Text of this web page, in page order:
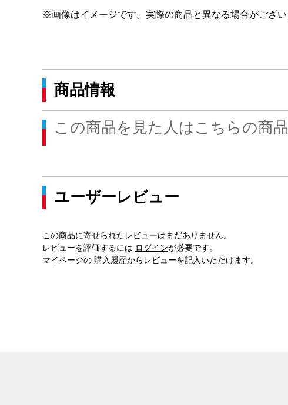
※画像はイメージです。実際の商品と異なる場合がござい
商品情報
この商品を見た人はこちらの商
ユーザーレビュー
この商品に寄せられたレビューはまだありません。
レビューを評価するには ログインが必要です。
マイページの 購入履歴からレビューを記入いただけます。